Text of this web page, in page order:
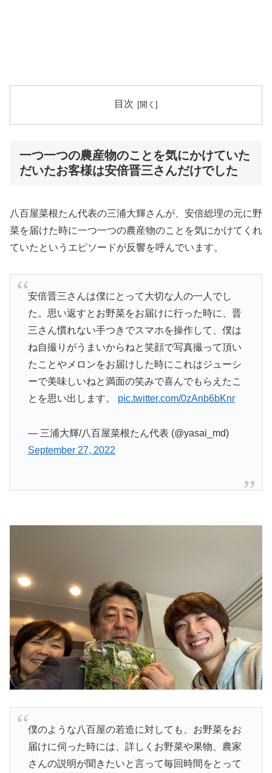
目次
一つ一つの農産物のことを気にかけていた
だいたお客様は安倍晋三さんだけでした
八百屋菜根たん代表の三浦大輝さんが、安倍総理の元に野
菜を届けた時に一つ一つの農産物のことを気にかけてくれ
ていたというエピソードが反響を呼んでいます。
安倍晋三さんは僕にとって大切な人の一人でし
た。思い返すとお野菜をお届けに行った時に、晋
三さん慣れない手つきでスマホを操作して、僕は
ね自撮りがうまいからねと笑顔で写真撮って頂い
たことやメロンをお届けした時にこれはジューシ
ーで美味しいねと満面の笑みで喜んでもらえたこ
とを思い出します。 pic.twitter.com/0zAnb6bKnr
— 三浦大輝/八百屋菜根たん代表 (@yasai_md)
September 27, 2022
僕のような八百屋の若造に対しても、お野菜をお
届けに伺った時には、詳しくお野菜や果物、農家
さんの説明が聞きたいと言って毎回時間をとって